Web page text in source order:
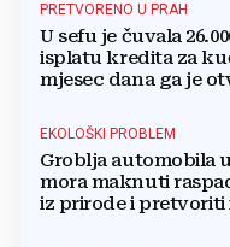
PRETVORENO U PRAH
U sefu je čuvala
isplatu kredita za
mjesec dana ga je
EKOLOŠKI PROBLEM
Groblja automobila
mora maknuti
iz prirode i pretvoriti